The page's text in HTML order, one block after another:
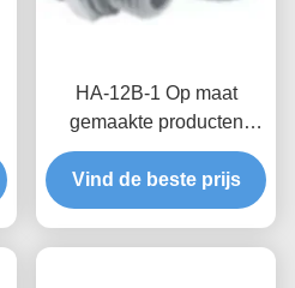
HA-12B-1 Op maat
gemaakte producten
Waterdichte ademende
kleppen voor
windturbines met een
Vind de beste prijs